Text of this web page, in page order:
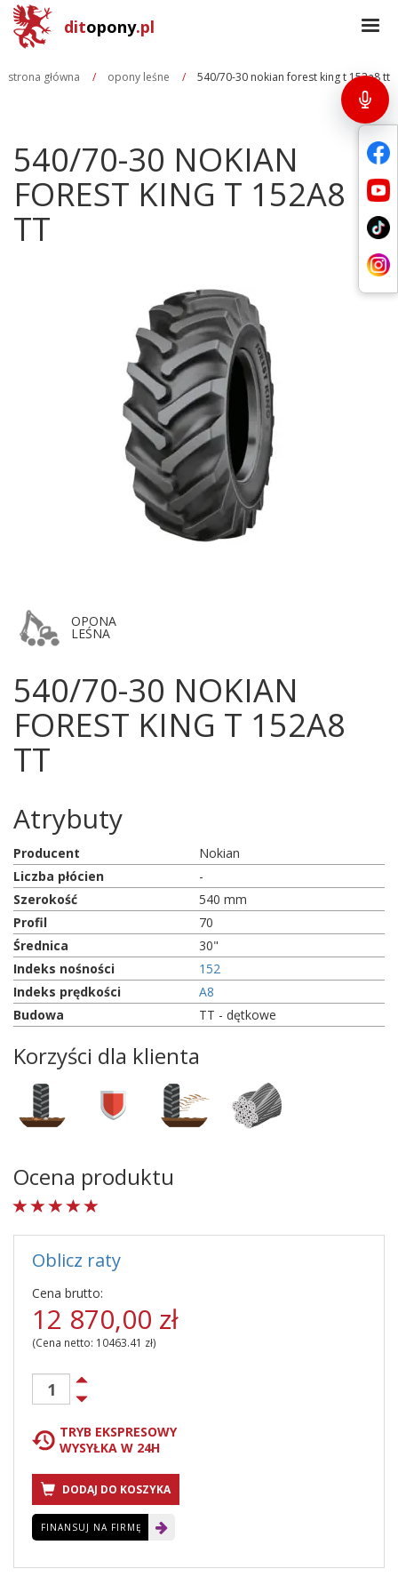
ditopony.pl
strona główna opony leśne 540/70-30 nokian forest king t 152a8 tt
540/70-30 NOKIAN
FOREST KING T 152A8
TT
OPONA
LEŚNA
540/70-30 NOKIAN
FOREST KING T 152A8
TT
Atrybuty
Producent
Nokian
Liczba płócien
-
Szerokość
540 mm
Profil
70
Średnica
30"
Indeks nośności
152
Indeks prędkości
A8
Budowa
TT - dętkowe
Korzyści dla klienta
Ocena produktu
Oblicz raty
Cena brutto:
12 870,00 zł
(Cena netto: 10463.41 zł)
TRYB EKSPRESOWY
WYSYŁKA W 24H
DODAJ DO KOSZYKA
FINANSUJ NA FIRMĘ